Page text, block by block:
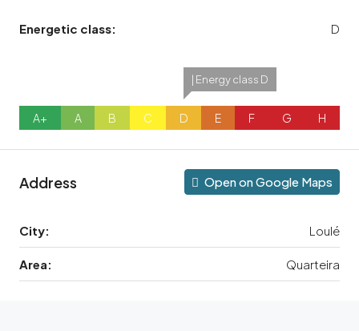
Energetic class: D
A+ A B C
| Energy class D
D E F G H
Address Open on Google Maps
City: Loulé
Area: Quarteira